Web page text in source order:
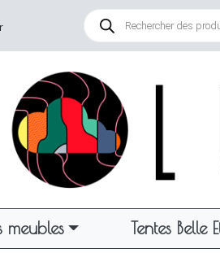
Recherche
produits
meubles Tentes Belle